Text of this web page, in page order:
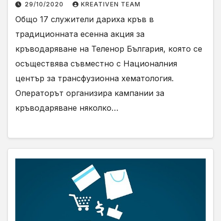
29/10/2020 KREATIVEN TEAM
Общо 17 служители дариха кръв в
традиционната есенна акция за
кръводаряване на Теленор България, която се
осъществява съвместно с Националния
център за трансфузионна хематология.
Операторът организира кампании за
кръводаряване няколко…